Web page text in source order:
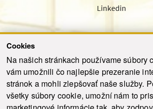
Cookies
Na našich stránkach používame súbory
vám umožnili čo najlepšie prezeranie
stránok a mohli zlepšovať naše služby.
všetky súbory cookie, umožní nám to
Linkedin